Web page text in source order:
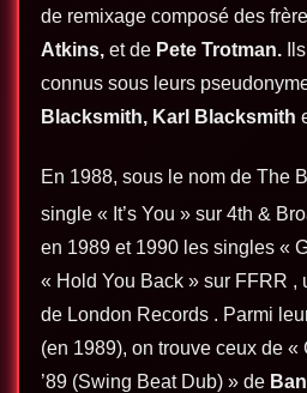
de remixage composé des
Atkins, et de Pete Trotman.
connus sous leurs
Blacksmith, Karl Blacksmith
En 1988, sous le nom de The
single « It’s You » sur 4th &
en 1989 et 1990 les singles «
« Hold You Back » sur FFRR ,
de London Records . Parmi
(en 1989), on trouve ceux de «
’89 (Swing Beat Dub) » de